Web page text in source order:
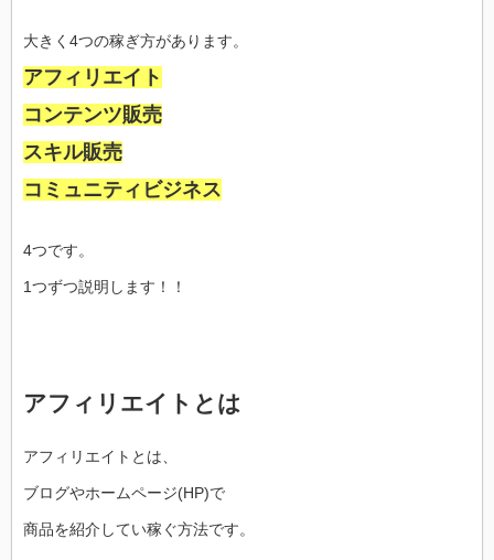
大きく4つの稼ぎ方があります。
アフィリエイト
コンテンツ販売
スキル販売
コミュニティビジネス
4つです。
1つずつ説明します！！
アフィリエイトとは
アフィリエイトとは、
ブログやホームページ(HP)で
商品を紹介してい稼ぐ方法です。